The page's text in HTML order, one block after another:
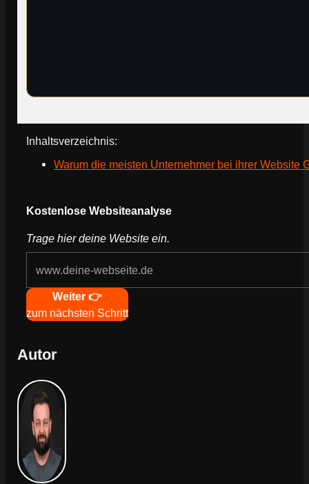
Inhaltsverzeichnis:
Warum die meisten Unternehmer bei ihrer Website
Kostenlose Websiteanalyse
Trage hier deine Website ein.
NavigationWeiter 👉
zum nächsten Schritt
Autor